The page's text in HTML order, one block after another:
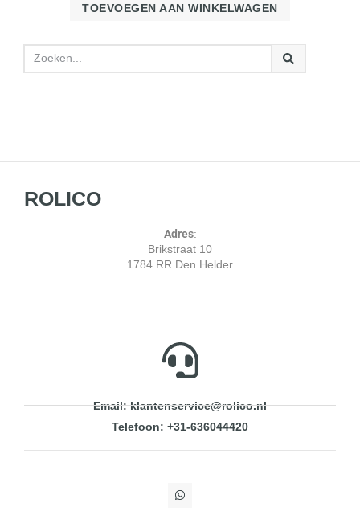
TOEVOEGEN AAN WINKELWAGEN
ROLICO
Adres:
Brikstraat 10
1784 RR Den Helder
Email: klantenservice@rolico.nl
Telefoon: +31-636044420